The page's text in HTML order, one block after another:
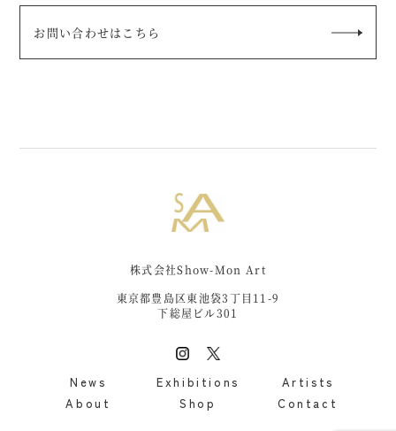
お問い合わせはこちら
株式会社Show-Mon Art
東京都豊島区東池袋3丁目11-9
下総屋ビル301
News Exhibitions
Artists
About
Shop Contact